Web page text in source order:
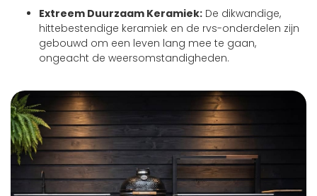
Extreem Duurzaam Keramiek: De dikwandige,
hittebestendige keramiek en de rvs-onderdelen zijn
gebouwd om een leven lang mee te gaan,
ongeacht de weersomstandigheden.